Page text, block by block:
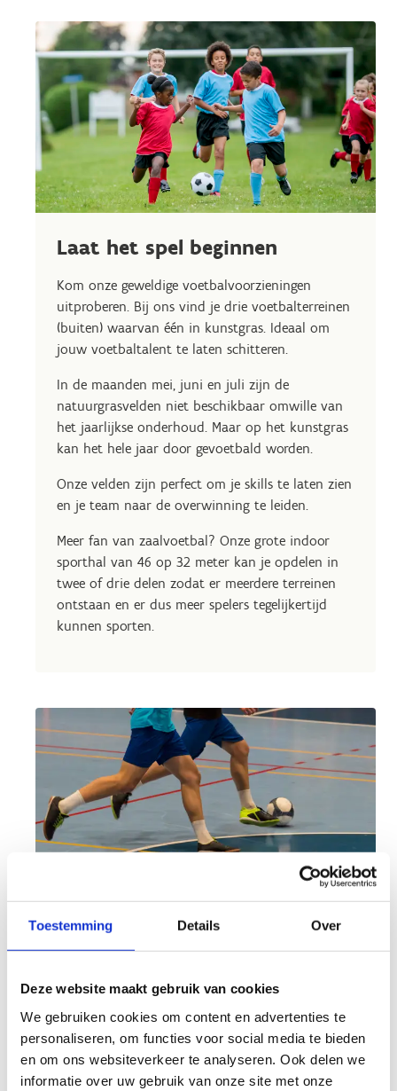
Toestemming Details Over
Deze website maakt gebruik van cookies
We gebruiken cookies om content en advertenties te
personaliseren, om functies voor social media te bieden
en om ons websiteverkeer te analyseren. Ook delen we
informatie over uw gebruik van onze site met onze
Laat het spel beginnen
Kom onze geweldige voetbalvoorzieningen
uitproberen. Bij ons vind je drie voetbalterreinen
(buiten) waarvan één in kunstgras. Ideaal om
jouw voetbaltalent te laten schitteren.
In de maanden mei, juni en juli zijn de
natuurgrasvelden niet beschikbaar omwille van
het jaarlijkse onderhoud. Maar op het kunstgras
kan het hele jaar door gevoetbald worden.
Onze velden zijn perfect om je skills te laten zien
en je team naar de overwinning te leiden.
Meer fan van zaalvoetbal? Onze grote indoor
sporthal van 46 op 32 meter kan je opdelen in
twee of drie delen zodat er meerdere terreinen
ontstaan en er dus meer spelers tegelijkertijd
kunnen sporten.
Wil je graag kunnen voetballen als een pro? Sluit
je aan bij een van de sportclubs die wekelijks bij
ons trainen. Neem gerust contact met ons op om
meer mogelijkheden te bekijken.